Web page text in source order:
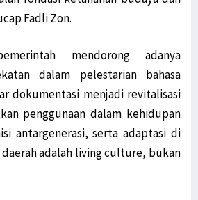
Fadli Zon.
mendorong adanya
dalam pelestarian bahasa
dokumentasi menjadi revitalisasi
penggunaan dalam kehidupan
antargenerasi, serta adaptasi di
daerah adalah living culture, bukan